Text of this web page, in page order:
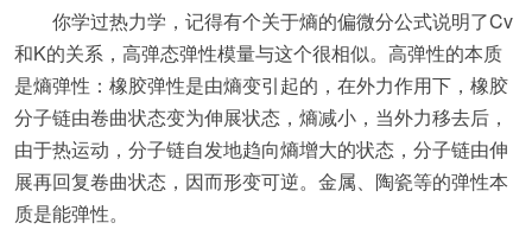
你学过热力学，记得有个关于熵的偏微分公式说明了Cv
和K的关系，高弹态弹性模量与这个很相似。高弹性的本质
是熵弹性：橡胶弹性是由熵变引起的，在外力作用下，橡胶
分子链由卷曲状态变为伸展状态，熵减小，当外力移去后，
由于热运动，分子链自发地趋向熵增大的状态，分子链由伸
展再回复卷曲状态，因而形变可逆。金属、陶瓷等的弹性本
质是能弹性。